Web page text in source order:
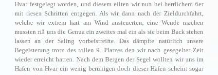
Hvar festgelegt worden, und diesem eilten wir nun bei herrlichem 6er
mit riesen Schritten entgegen. Als wir dann nach der Zieldurchfahrt,
welche wir extrem hart am Wind ansteuerten, eine Wende machen
mussten riß uns die Genua ein zweites mal ein als sie beim Back stehen
lassen an der Saling vorbeistreifte. Das dämpfte natürlich unsere
Begeisterung trotz des tollen 9. Platzes den wir nach gesegelter Zeit
wieder erreicht hatten. Nach dem Bergen der Segel wollten wir uns im
Hafen von Hvar ein wenig beruhigen doch dieser Hafen scheint sogar